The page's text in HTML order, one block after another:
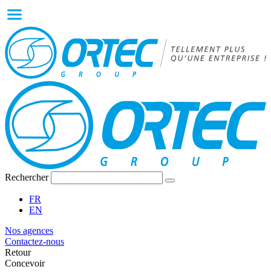
Rechercher
FR
EN
Nos agences
Contactez-nous
Retour
Concevoir